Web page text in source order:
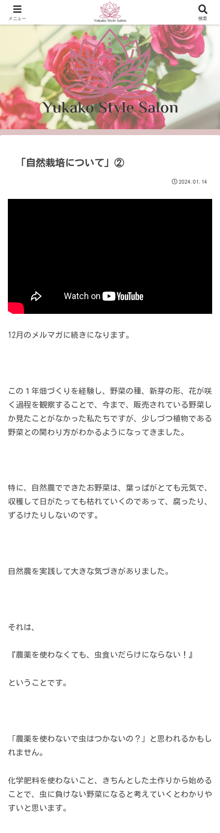
可能性を開き、 輝く生き方を提案！
「自然栽培について」②
2024.01.14
12月のメルマガに続きになります。
この１年畑づくりを経験し、野菜の種、新芽の形、花が咲
く過程を観察することで、今まで、販売されている野菜し
か見たことがなかった私たちですが、少しづつ植物である
野菜との関わり方がわかるようになってきました。
特に、自然農でできたお野菜は、葉っぱがとても元気で、
収穫して日がたっても枯れていくのであって、腐ったり、
ずるけたりしないのです。
自然農を実践して大きな気づきがありました。
それは、
『農薬を使わなくても、虫食いだらけにならない！』
ということです。
「農薬を使わないで虫はつかないの？」と思われるかもし
れません。
化学肥料を使わないこと、きちんとした土作りから始める
ことで、虫に負けない野菜になると考えていくとわかりや
すいと思います。
メニュー 検索